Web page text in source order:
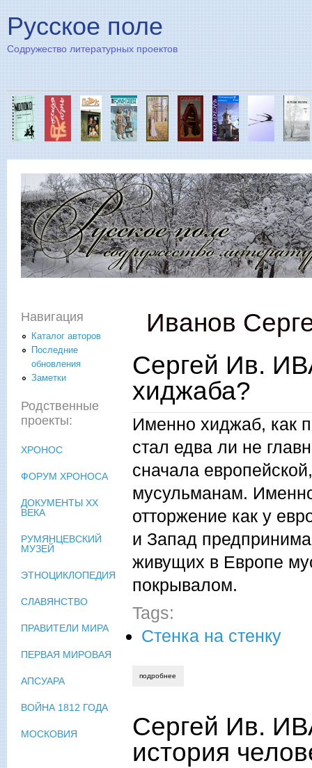
Русское поле
Содружество литературных проектов
Иванов
Сергей Ив.
хиджаба?
Именно хиджаб, как
стал едва ли не
сначала
мусульманам.
отторжение как у
и Запад
живущих в Европе
покрывалом.
Tags:
Стенка на стенку
подробнее
Сергей Ив.
история
Навигация
Каталог авторов
Последние
обновления
Заметки
Родственные
проекты:
ХРОНОС
ФОРУМ ХРОНОСА
ДОКУМЕНТЫ XX
ВЕКА
РУМЯНЦЕВСКИЙ
МУЗЕЙ
ЭТНОЦИКЛОПЕДИЯ
СЛАВЯНСТВО
ПРАВИТЕЛИ МИРА
ПЕРВАЯ МИРОВАЯ
АПСУАРА
ВОЙНА 1812 ГОДА
МОСКОВИЯ